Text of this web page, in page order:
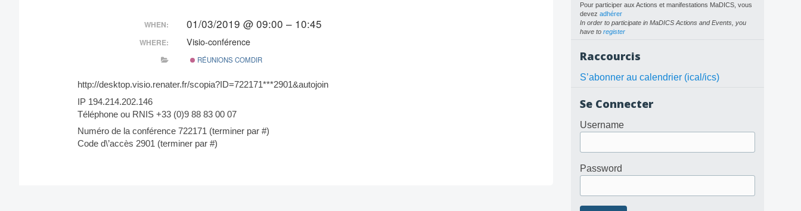
WHEN: 01/03/2019 @ 09:00 – 10:45
WHERE: Visio-conférence
RÉUNIONS COMDIR
http://desktop.visio.renater.fr/scopia?ID=722171***2901&autojoin
IP 194.214.202.146
Téléphone ou RNIS +33 (0)9 88 83 00 07
Numéro de la conférence 722171 (terminer par #)
Code d\’accès 2901 (terminer par #)
Pour participer aux Actions et manifestations MaDICS, vous
devez adhérer
In order to participate in MaDICS Actions and Events, you
have to register
Raccourcis
S’abonner au calendrier (ical/ics)
Se Connecter
Username
Password